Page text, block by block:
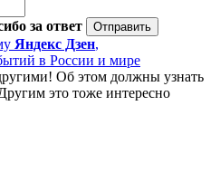
за ответ
Яндекс Дзен,
в России и мире
Об этом должны узнать
это тоже интересно